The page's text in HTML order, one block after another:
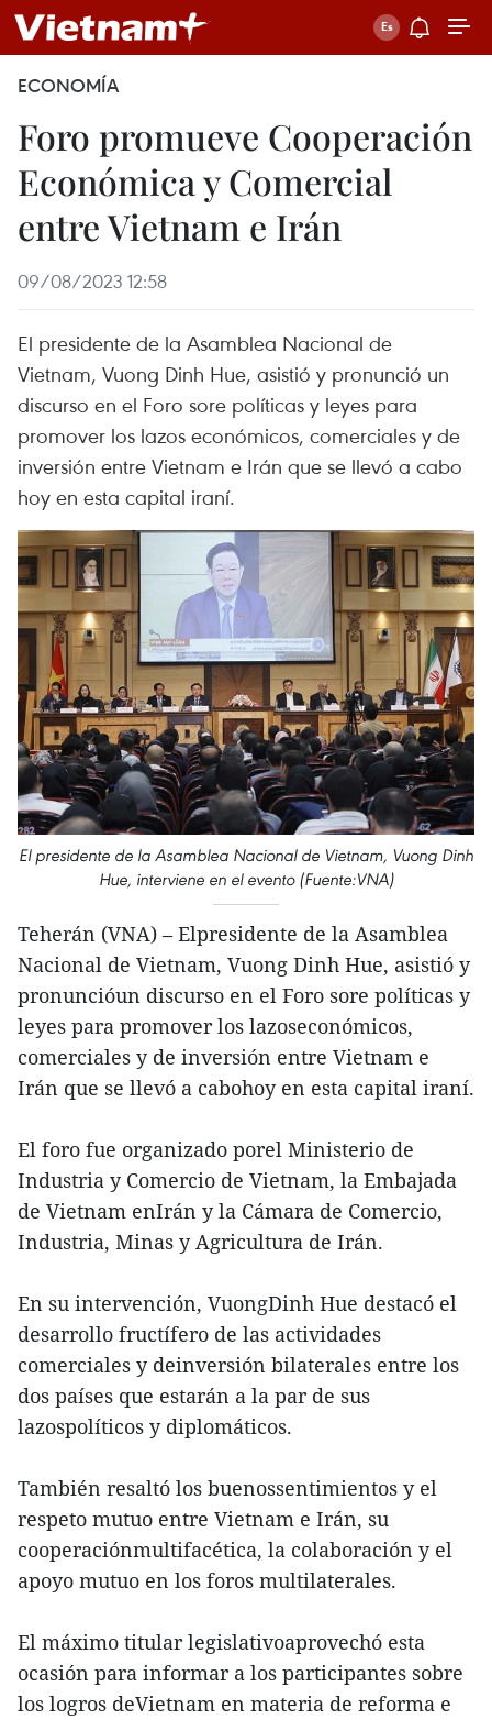
ECONOMÍA
Foro promueve Cooperación
Económica y Comercial
entre Vietnam e Irán
09/08/2023 12:58
El presidente de la Asamblea Nacional de
Vietnam, Vuong Dinh Hue, asistió y pronunció un
discurso en el Foro sore políticas y leyes para
promover los lazos económicos, comerciales y de
inversión entre Vietnam e Irán que se llevó a cabo
hoy en esta capital iraní.
El presidente de la Asamblea Nacional de Vietnam, Vuong Dinh
Hue, interviene en el evento (Fuente:VNA)
Teherán (VNA) – Elpresidente de la Asamblea
Nacional de Vietnam, Vuong Dinh Hue, asistió y
pronuncióun discurso en el Foro sore políticas y
leyes para promover los lazoseconómicos,
comerciales y de inversión entre Vietnam e
Irán que se llevó a cabohoy en esta capital iraní.
El foro fue organizado porel Ministerio de
Industria y Comercio de Vietnam, la Embajada
de Vietnam enIrán y la Cámara de Comercio,
Industria, Minas y Agricultura de Irán.
En su intervención, VuongDinh Hue destacó el
desarrollo fructífero de las actividades
comerciales y deinversión bilaterales entre los
dos países que estarán a la par de sus
lazospolíticos y diplomáticos.
También resaltó los buenossentimientos y el
respeto mutuo entre Vietnam e Irán, su
cooperaciónmultifacética, la colaboración y el
apoyo mutuo en los foros multilaterales.
El máximo titular legislativoaprovechó esta
ocasión para informar a los participantes sobre
los logros deVietnam en materia de reforma e